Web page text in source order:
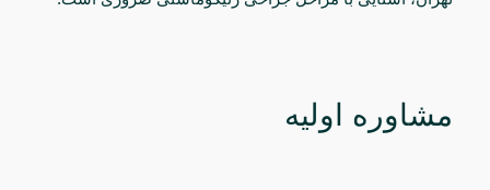
مشاوره اولیه